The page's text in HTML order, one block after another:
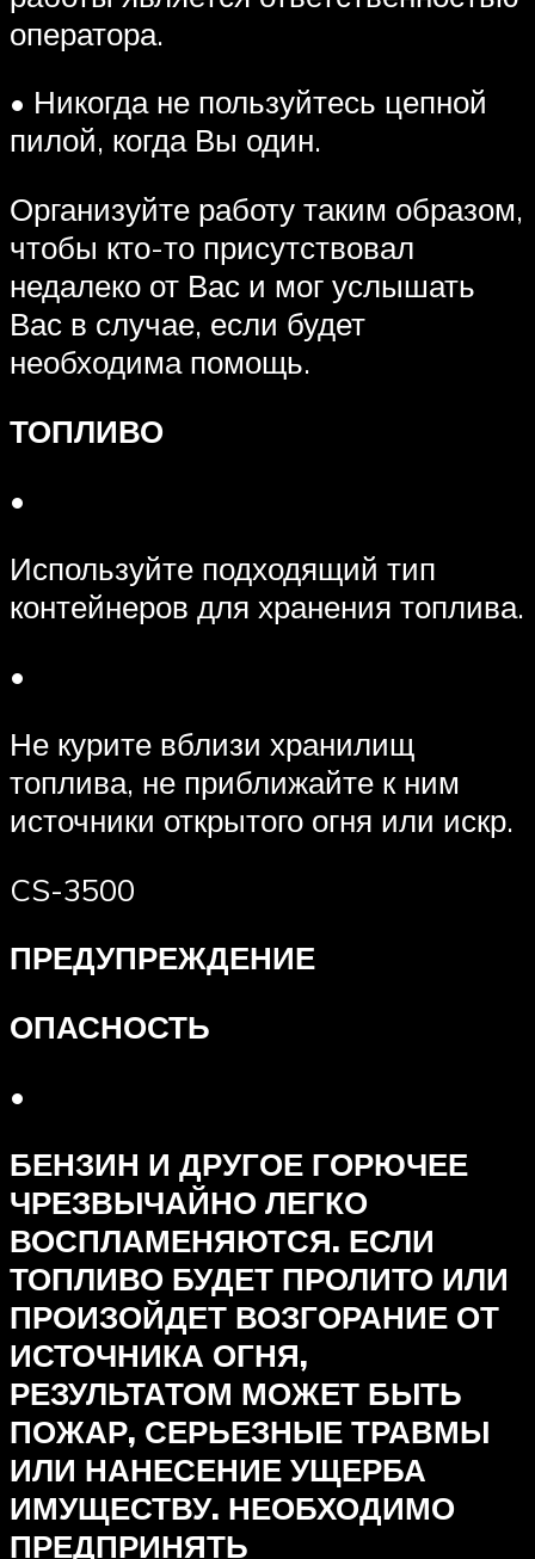
оператора.
• Никогда не пользуйтесь цепной
пилой, когда Вы один.
Организуйте работу таким образом,
чтобы кто-то присутствовал
недалеко от Вас и мог услышать
Вас в случае, если будет
необходима помощь.
ТОПЛИВО
•
Используйте подходящий тип
контейнеров для хранения топлива.
•
Не курите вблизи хранилищ
топлива, не приближайте к ним
источники открытого огня или искр.
CS-3500
ПРЕДУПРЕЖДЕНИЕ
ОПАСНОСТЬ
•
БЕНЗИН И ДРУГОЕ ГОРЮЧЕЕ
ЧРЕЗВЫЧАЙНО ЛЕГКО
ВОСПЛАМЕНЯЮТСЯ. ЕСЛИ
ТОПЛИВО БУДЕТ ПРОЛИТО ИЛИ
ПРОИЗОЙДЕТ ВОЗГОРАНИЕ ОТ
ИСТОЧНИКА ОГНЯ,
РЕЗУЛЬТАТОМ МОЖЕТ БЫТЬ
ПОЖАР, СЕРЬЕЗНЫЕ ТРАВМЫ
ИЛИ НАНЕСЕНИЕ УЩЕРБА
ИМУЩЕСТВУ. НЕОБХОДИМО
ПРЕДПРИНЯТЬ